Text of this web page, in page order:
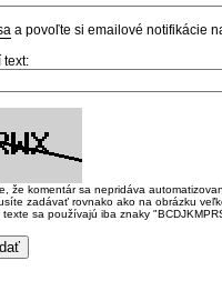
a povoľte si emailové notifikácie
text:
že komentár sa nepridáva
zadávať rovnako ako na obrázku
sa používajú iba znaky